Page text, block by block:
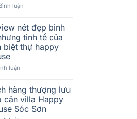
luận
nét đẹp bình
tinh tế của
biệt thự happy
luận
hàng thượng lưu
căn villa Happy
Sóc Sơn